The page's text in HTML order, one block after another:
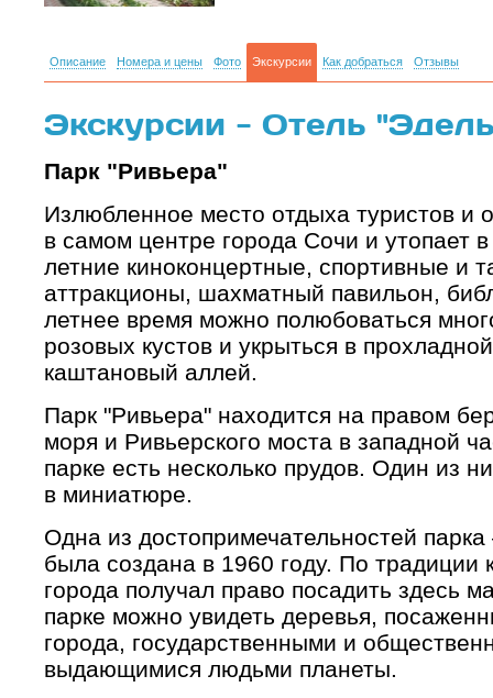
Описание Номера и цены Фото Экскурсии Как добраться Отзывы
Экскурсии - Отель
Парк "Ривьера"
Излюбленное место отдыха туристов
в самом центре города Сочи и утопает
летние киноконцертные, спортивные и
аттракционы, шахматный павильон,
летнее время можно полюбоваться
розовых кустов и укрыться в
каштановый аллей.
Парк "Ривьера" находится на правом
моря и Ривьерского моста в западной
парке есть несколько прудов. Один из
в миниатюре.
Одна из достопримечательностей
была создана в 1960 году. По традиции
города получал право посадить здесь
парке можно увидеть деревья,
города, государственными и
выдающимися людьми планеты.